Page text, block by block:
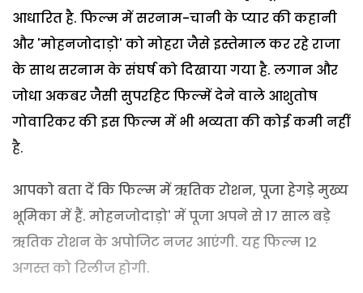
आधारित है. फिल्म में सरनाम-चानी के प्यार की कहानी
और 'मोहनजोदाड़ो' को मोहरा जैसे इस्तेमाल कर रहे राजा
के साथ सरनाम के संघर्ष को दिखाया गया है. लगान और
जोधा अकबर जैसी सुपरहिट फिल्में देने वाले आशुतोष
गोवारिकर की इस फिल्म में भी भव्यता की कोई कमी नहीं
है.
आपको बता दें कि फिल्म में ऋतिक रोशन, पूजा हेगड़े मुख्य
भूमिका में हैं. मोहनजोदाड़ो' में पूजा अपने से 17 साल बड़े
ऋतिक रोशन के अपोजिट नजर आएंगी. यह फिल्म 12
अगस्त को रिलीज होगी.